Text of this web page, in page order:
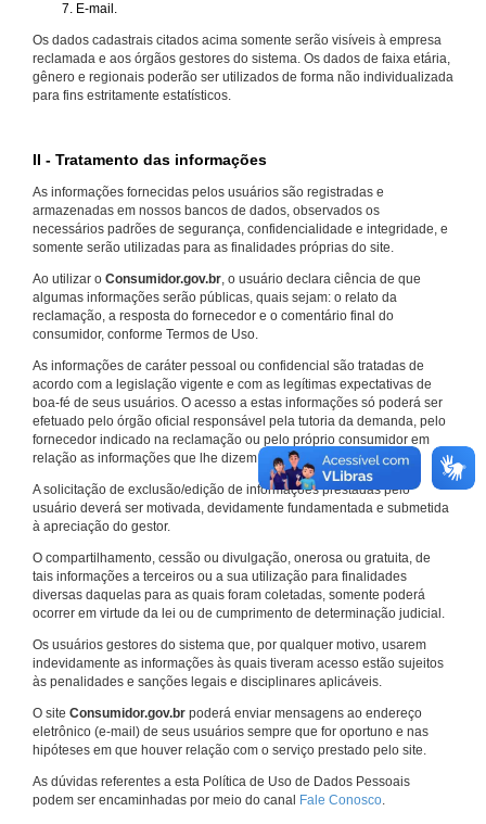
E-mail.
Os dados cadastrais citados acima somente serão visíveis à empresa
reclamada e aos órgãos gestores do sistema. Os dados de faixa etária,
gênero e regionais poderão ser utilizados de forma não individualizada
para fins estritamente estatísticos.
II - Tratamento das informações
As informações fornecidas pelos usuários são registradas e
armazenadas em nossos bancos de dados, observados os
necessários padrões de segurança, confidencialidade e integridade, e
somente serão utilizadas para as finalidades próprias do site.
Ao utilizar o Consumidor.gov.br, o usuário declara ciência de que
algumas informações serão públicas, quais sejam: o relato da
reclamação, a resposta do fornecedor e o comentário final do
consumidor, conforme Termos de Uso.
As informações de caráter pessoal ou confidencial são tratadas de
acordo com a legislação vigente e com as legítimas expectativas de
boa-fé de seus usuários. O acesso a estas informações só poderá ser
efetuado pelo órgão oficial responsável pela tutoria da demanda, pelo
fornecedor indicado na reclamação ou pelo próprio consumidor em
relação as informações que lhe dizem respeito.
A solicitação de exclusão/edição de informações prestadas pelo
usuário deverá ser motivada, devidamente fundamentada e submetida
à apreciação do gestor.
O compartilhamento, cessão ou divulgação, onerosa ou gratuita, de
tais informações a terceiros ou a sua utilização para finalidades
diversas daquelas para as quais foram coletadas, somente poderá
ocorrer em virtude da lei ou de cumprimento de determinação judicial.
Os usuários gestores do sistema que, por qualquer motivo, usarem
indevidamente as informações às quais tiveram acesso estão sujeitos
às penalidades e sanções legais e disciplinares aplicáveis.
O site Consumidor.gov.br poderá enviar mensagens ao endereço
eletrônico (e-mail) de seus usuários sempre que for oportuno e nas
hipóteses em que houver relação com o serviço prestado pelo site.
As dúvidas referentes a esta Política de Uso de Dados Pessoais
podem ser encaminhadas por meio do canal Fale Conosco.